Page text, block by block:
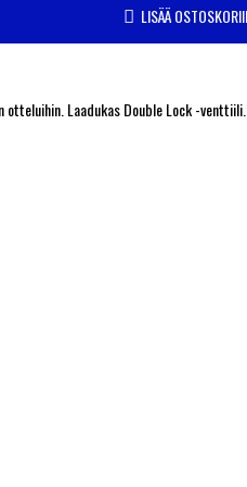
LISÄÄ
Laadukas Double Lock -